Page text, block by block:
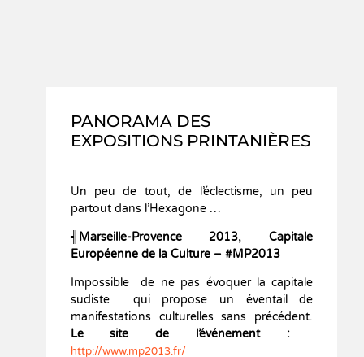
PANORAMA DES
EXPOSITIONS PRINTANIÈRES
Un peu de tout, de l’éclectisme, un peu
partout dans l’Hexagone …
╣Marseille-Provence 2013, Capitale
Européenne de la Culture – #MP2013
Impossible de ne pas évoquer la capitale
sudiste qui propose un éventail de
manifestations culturelles sans précédent.
Le site de l’événement :
http://www.mp2013.fr/